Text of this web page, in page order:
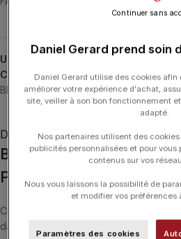
UGS :
Catégories : Boucles d'Oreilles,
BELLO, Typologies, Victoria
Description
Boucles D’oreilles
Puces Agate Bleue
Crée en 2004, le Studio Morganne
dans une modernité twistée,
Daniel Gerard prend soin
Daniel Gerard utilise des cookies
améliorer votre expérience d'achat,
site, veiller à son bon fonctionnement
adapté.
Nos partenaires utilisent des
publicités personnalisées et pour
contenus sur vos
Nous vous laissons la possibilité de
et modifier vos préférences
Paramètres des cookies
Continuer sans